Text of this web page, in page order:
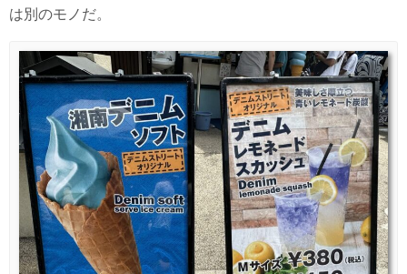
は別のモノだ。